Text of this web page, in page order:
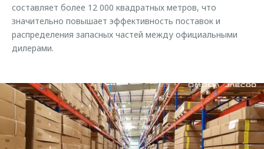
составляет более 12 000 квадратных метров, что
значительно повышает эффективность поставок и
распределения запасных частей между официальными
дилерами.